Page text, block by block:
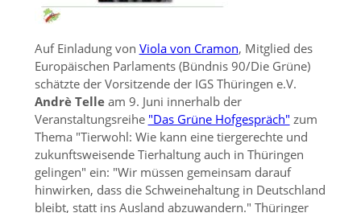
Auf Einladung von Viola von Cramon, Mitglied des
Europäischen Parlaments (Bündnis 90/Die Grüne)
schätzte der Vorsitzende der IGS Thüringen e.V.
Andrè Telleam 9. Juni innerhalb der
Veranstaltungsreihe "Das Grüne Hofgespräch" zum
Thema Tierwohl: Wie kann eine tiergerechte und
zukunftsweisende Tierhaltung auch in Thüringen
gelingen ein: Wir müssen gemeinsam darauf
hinwirken, dass die Schweinehaltung in Deutschland
bleibt, statt ins Ausland abzuwandern. Thüringer